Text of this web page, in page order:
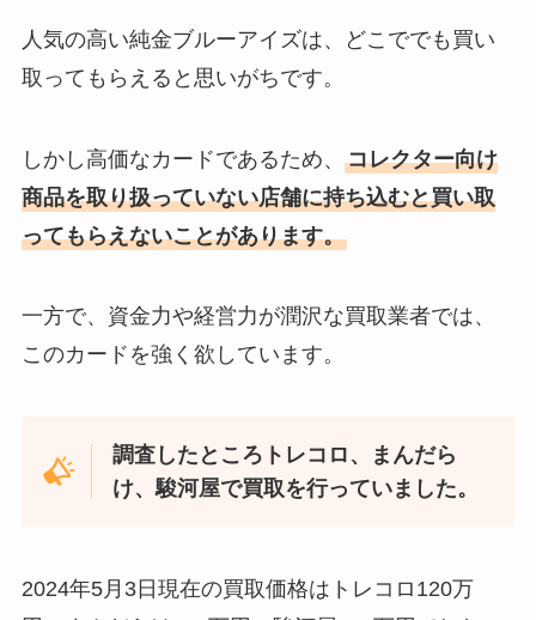
人気の高い純金ブルーアイズは、どこででも買い
取ってもらえると思いがちです。
しかし高価なカードであるため、 コレクター向け
商品を取り扱っていない店舗に持ち込むと買い取
ってもらえないことがあります。
一方で、資金力や経営力が潤沢な買取業者では、
このカードを強く欲しています。
調査したところトレコロ、まんだら
け、駿河屋で買取を行っていました。
2024年5月3日現在の買取価格はトレコロ120万